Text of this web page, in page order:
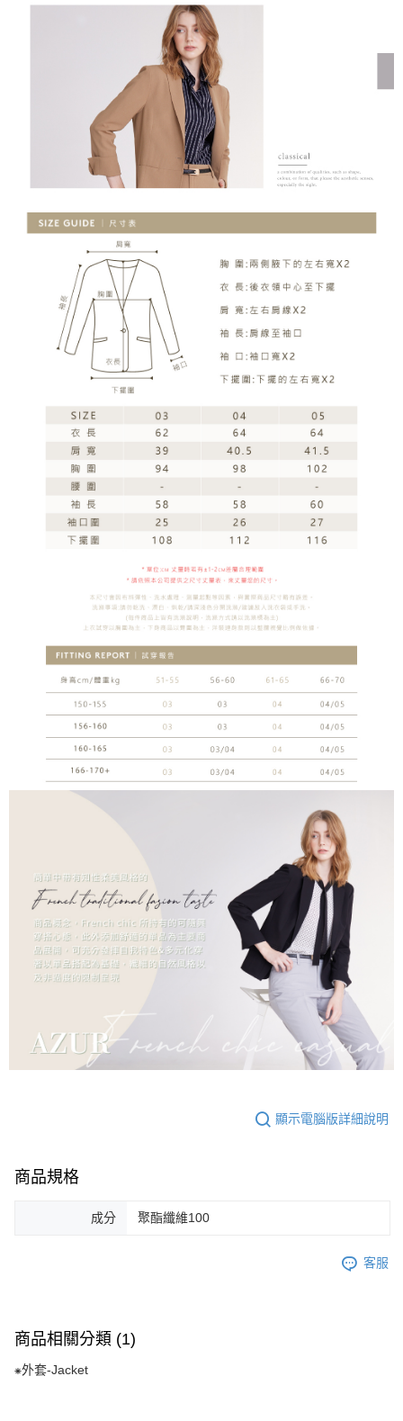
顯示電腦版詳細說明
商品規格
成分 聚酯纖維100
客服
商品相關分類 (1)
⁕外套-Jacket